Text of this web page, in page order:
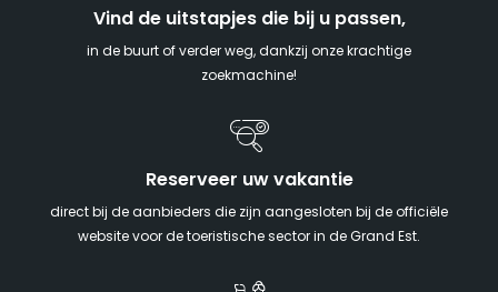
Vind de uitstapjes die bij u passen,
in de buurt of verder weg, dankzij onze krachtige
zoekmachine!
Reserveer uw vakantie
direct bij de aanbieders die zijn aangesloten bij de officiële
website voor de toeristische sector in de Grand Est.